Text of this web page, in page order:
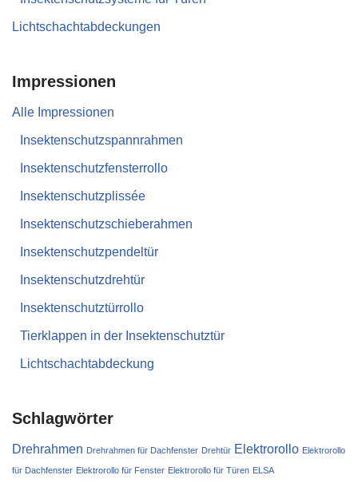
Lichtschachtabdeckungen
Impressionen
Alle Impressionen
Insektenschutzspannrahmen
Insektenschutzfensterrollo
Insektenschutzplissée
Insektenschutzschieberahmen
Insektenschutzpendeltür
Insektenschutzdrehtür
Insektenschutztürrollo
Tierklappen in der Insektenschutztür
Lichtschachtabdeckung
Schlagwörter
Drehrahmen Drehrahmen für Dachfenster Drehtür Elektrorollo Elektrorollo
für Dachfenster Elektrorollo für Fenster Elektrorollo für Türen ELSA